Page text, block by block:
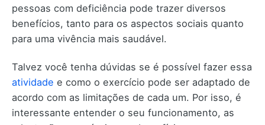
pessoas com deficiência pode trazer diversos
benefícios, tanto para os aspectos sociais quanto
para uma vivência mais saudável.
Talvez você tenha dúvidas se é possível fazer essa
atividade e como o exercício pode ser adaptado de
acordo com as limitações de cada um. Por isso, é
interessante entender o seu funcionamento, as